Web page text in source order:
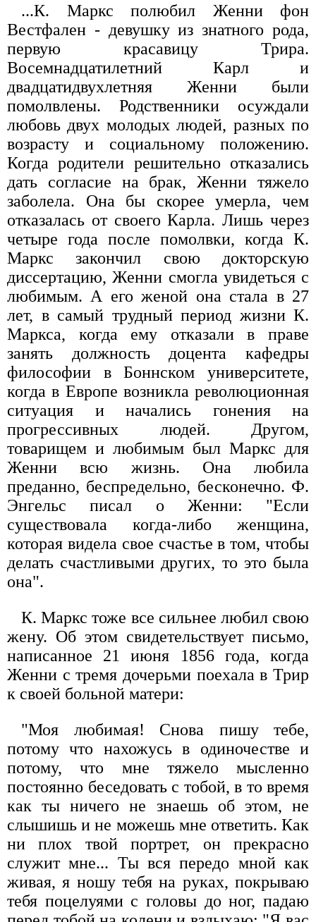
...К. Маркс полюбил Женни фон
Вестфален - девушку из знатного рода,
первую красавицу Трира.
Восемнадцатилетний Карл и
двадцатидвухлетняя Женни были
помолвлены. Родственники осуждали
любовь двух молодых людей, разных по
возрасту и социальному положению.
Когда родители решительно отказались
дать согласие на брак, Женни тяжело
заболела. Она бы скорее умерла, чем
отказалась от своего Карла. Лишь через
четыре года после помолвки, когда К.
Маркс закончил свою докторскую
диссертацию, Женни смогла увидеться с
любимым. А его женой она стала в 27
лет, в самый трудный период жизни К.
Маркса, когда ему отказали в праве
занять должность доцента кафедры
философии в Боннском университете,
когда в Европе возникла революционная
ситуация и начались гонения на
прогрессивных людей. Другом,
товарищем и любимым был Маркс для
Женни всю жизнь. Она любила
преданно, беспредельно, бесконечно. Ф.
Энгельс писал о Женни: "Если
существовала когда-либо женщина,
которая видела свое счастье в том, чтобы
делать счастливыми других, то это была
она".
К. Маркс тоже все сильнее любил свою
жену. Об этом свидетельствует письмо,
написанное 21 июня 1856 года, когда
Женни с тремя дочерьми поехала в Трир
к своей больной матери:
"Моя любимая! Снова пишу тебе,
потому что нахожусь в одиночестве и
потому, что мне тяжело мысленно
постоянно беседовать с тобой, в то время
как ты ничего не знаешь об этом, не
слышишь и не можешь мне ответить. Как
ни плох твой портрет, он прекрасно
служит мне... Ты вся передо мной как
живая, я ношу тебя на руках, покрываю
тебя поцелуями с головы до ног, падаю